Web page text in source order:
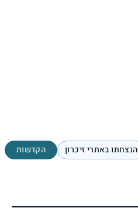
הנצחתו באתרי זיכרון הקדשות